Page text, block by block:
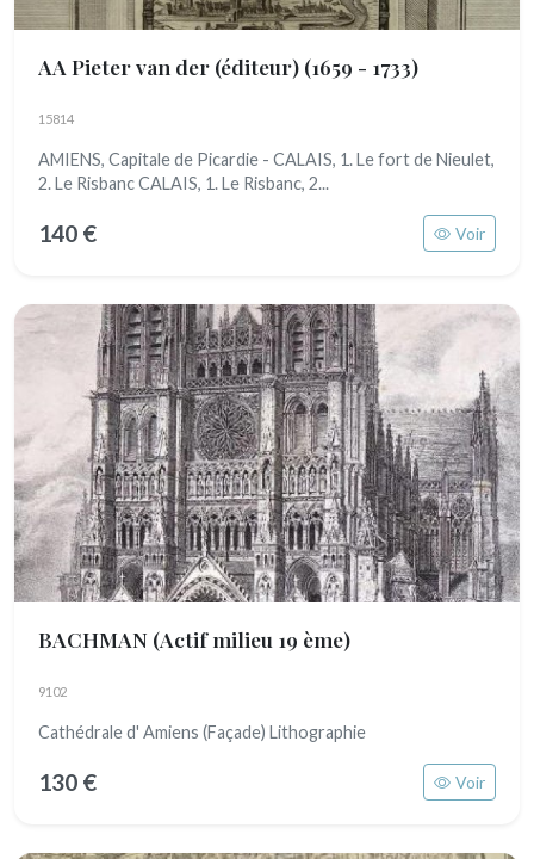
AA Pieter van der (éditeur) (1659 - 1733)
15814
AMIENS, Capitale de Picardie - CALAIS, 1. Le fort de Nieulet,
2. Le Risbanc CALAIS, 1. Le Risbanc, 2...
140 € Voir
BACHMAN (Actif milieu 19 ème)
9102
Cathédrale d' Amiens (Façade) Lithographie
130 € Voir